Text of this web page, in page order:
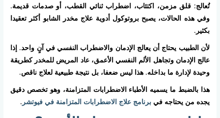
تُعالج: قلق مزمن، اكتئاب، اضطراب ثنائي القطب، أو صدمات قديمة.
وفي هذه الحالات، يصبح بروتوكول أدوية علاج مخدر الشابو أكثر تعقيدا
بكثير.
لأن الطبيب يحتاج أن يعالج الإدمان والاضطراب النفسي في آنٍ واحد. إذا
عالج الإدمان وتجاهل الألم النفسي الأعمق، عاد المريض للمخدر كطريقة
وحيدة لإدارة ما بداخله. هذا ليس ضعفا، بل نتيجة طبيعية لعلاج ناقص.
هذا بالضبط ما يسميه الأطباء الاضطرابات المتزامنة، وهو تخصص دقيق
يجده من يحتاجه فيبرنامج علاج الاضطرابات المتزامنة في فيوتشر .